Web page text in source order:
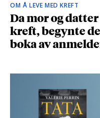
OM Å LEVE MED KREFT
Da mor og
kreft, begynte
boka av